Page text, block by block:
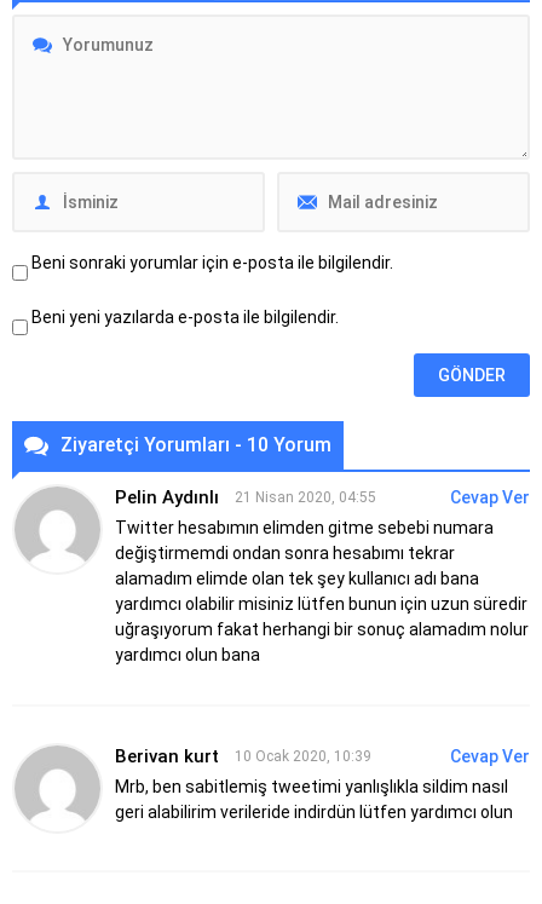
oluşturabilirim? Reddit hesap
oluşturma, Reddit Hesap
Beni sonraki yorumlar için e-posta ile bilgilendir.
Beni yeni yazılarda e-posta ile bilgilendir.
Ziyaretçi Yorumları - 10 Yorum
Pelin Aydınlı 21 Nisan 2020, 04:55
Twitter hesabımın elimden gitme sebebi numara
değiştirmemdi ondan sonra hesabımı tekrar
alamadım elimde olan tek şey kullanıcı adı bana
yardımcı olabilir misiniz lütfen bunun için uzun süredir
uğraşıyorum fakat herhangi bir sonuç alamadım nolur
yardımcı olun bana
Cevap Ver
Berivan kurt 10 Ocak 2020, 10:39
Mrb, ben sabitlemiş tweetimi yanlışlıkla sildim nasıl
geri alabilirim verileride indirdün lütfen yardımcı olun
Cevap Ver